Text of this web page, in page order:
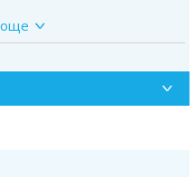
ДА РАЗГЛЕДАТЕ ПО
КОИТО МОЖЕ ДА
полет София – Ираклион с